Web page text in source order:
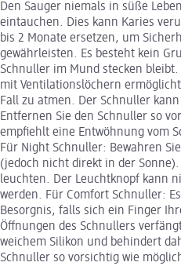
Den Sauger niemals in süße
eintauchen. Dies kann Karies
bis 2 Monate ersetzen, um
gewährleisten. Es besteht kein
Schnuller im Mund stecken
mit Ventilationslöchern
Fall zu atmen. Der Schnuller
Entfernen Sie den Schnuller so
empfiehlt eine Entwöhnung vom
Für Night Schnuller: Bewahren
(jedoch nicht direkt in der
leuchten. Der Leuchtknopf kann
werden. Für Comfort Schnuller:
Besorgnis, falls sich ein Finger
Öffnungen des Schnullers
weichem Silikon und behindert
Schnuller so vorsichtig wie